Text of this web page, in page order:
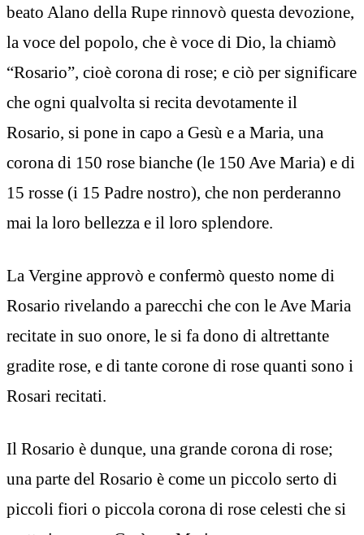
beato Alano della Rupe rinnovò questa devozione,
la voce del popolo, che è voce di Dio, la chiamò
“Rosario”, cioè corona di rose; e ciò per significare
che ogni qualvolta si recita devotamente il
Rosario, si pone in capo a Gesù e a Maria, una
corona di 150 rose bianche (le 150 Ave Maria) e di
15 rosse (i 15 Padre nostro), che non perderanno
mai la loro bellezza e il loro splendore.
La Vergine approvò e confermò questo nome di
Rosario rivelando a parecchi che con le Ave Maria
recitate in suo onore, le si fa dono di altrettante
gradite rose, e di tante corone di rose quanti sono i
Rosari recitati.
Il Rosario è dunque, una grande corona di rose;
una parte del Rosario è come un piccolo serto di
piccoli fiori o piccola corona di rose celesti che si